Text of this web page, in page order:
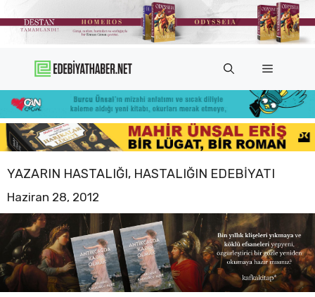
atla
Menü
YAZARIN HASTALIĞI, HASTALIĞIN EDEBIYATI
Haziran 28, 2012